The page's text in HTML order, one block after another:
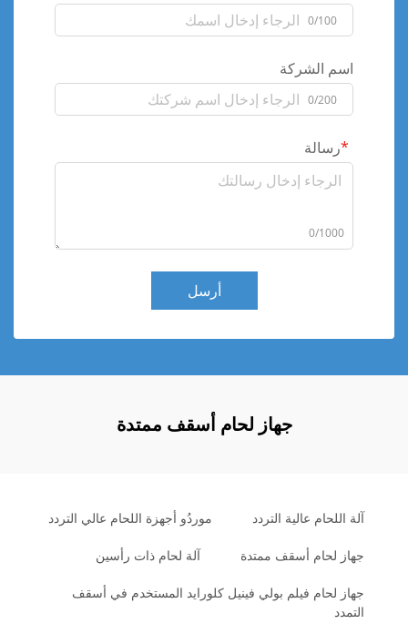
0/100
اسم الشركة
0/200
رسالة
0/1000
أرسل
جهاز لحام أسقف ممتدة
آلة اللحام عالية التردد موردُو أجهزة اللحام عالي التردد
جهاز لحام أسقف ممتدة آلة لحام ذات رأسين
جهاز لحام فيلم بولي فينيل كلورايد المستخدم في أسقف
التمدد